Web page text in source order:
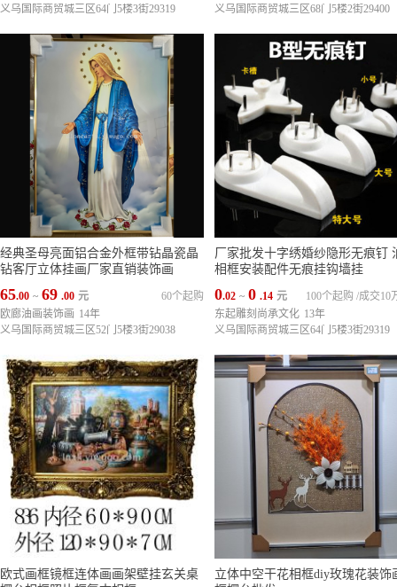
义乌国际商贸城三区64门5楼3街29319
义乌国际商贸城三区68门5楼2街29400
经典圣母亮面铝合金外框带钻晶瓷晶
钻客厅立体挂画厂家直销装饰画
65.00 ~ 69 .00 元
60个起购
欧廊油画装饰画 14年
义乌国际商贸城三区52门5楼3街29038
厂家批发十字绣婚纱隐形无痕钉
相框安装配件无痕挂钩墙挂
0.02 ~ 0 .14 元 成交10
100个起购 /
东起雕刻尚承文化 13年
义乌国际商贸城三区64门5楼3街29319
欧式画框镜框连体画画架壁挂玄关桌
立体中空干花相框diy玫瑰花装饰